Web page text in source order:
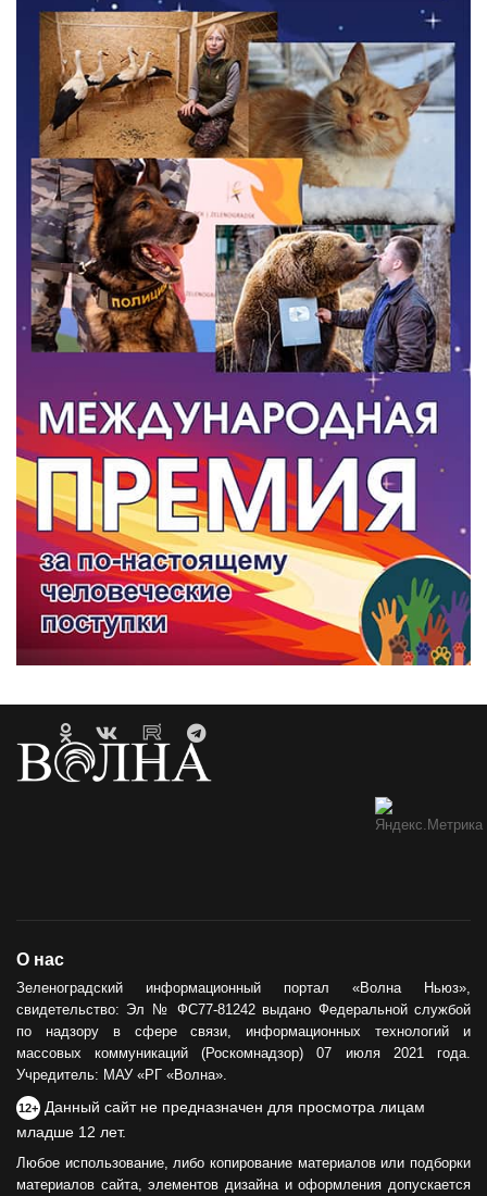
О нас
Зеленоградский информационный портал «Волна Ньюз»,
свидетельство: Эл № ФС77-81242 выдано Федеральной службой
по надзору в сфере связи, информационных технологий и
массовых коммуникаций (Роскомнадзор) 07 июля 2021 года.
Учредитель: МАУ «РГ «Волна».
12+ Данный сайт не предназначен для просмотра лицам
младше 12 лет.
Любое использование, либо копирование материалов или подборки
материалов сайта, элементов дизайна и оформления допускается